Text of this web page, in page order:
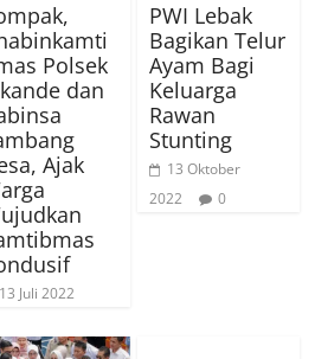
Polsek
dan
Ajak
13 Juli 2022
PWI Lebak
Bagikan Telur
Ayam Bagi
Keluarga
Rawan
Stunting
13 Oktober
2022
0